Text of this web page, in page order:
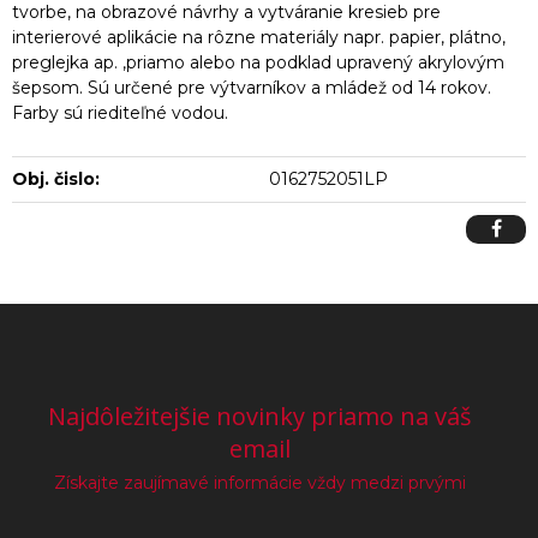
tvorbe, na obrazové návrhy a vytváranie kresieb pre
interierové aplikácie na rôzne materiály napr. papier, plátno,
preglejka ap. ,priamo alebo na podklad upravený akrylovým
šepsom. Sú určené pre výtvarníkov a mládež od 14 rokov.
Farby sú riediteľné vodou.
Obj. čislo: 0162752051LP
Najdôležitejšie novinky priamo na váš
email
Získajte zaujímavé informácie vždy medzi prvými